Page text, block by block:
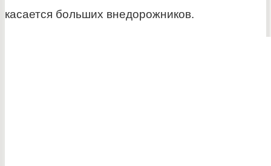
касается больших внедорожников.